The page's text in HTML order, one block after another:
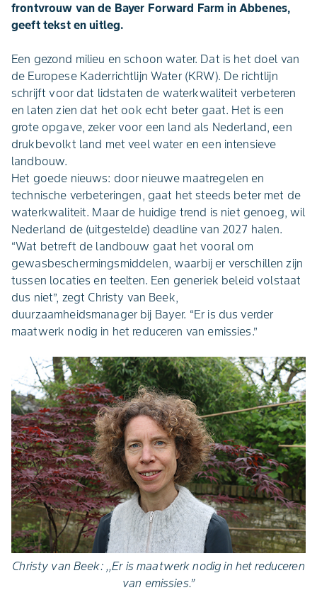
frontvrouw van de Bayer Forward Farm in Abbenes,
geeft tekst en uitleg.
Een gezond milieu en schoon water. Dat is het doel van
de Europese Kaderrichtlijn Water (KRW). De richtlijn
schrijft voor dat lidstaten de waterkwaliteit verbeteren
en laten zien dat het ook echt beter gaat. Het is een
grote opgave, zeker voor een land als Nederland, een
drukbevolkt land met veel water en een intensieve
landbouw.
Het goede nieuws: door nieuwe maatregelen en
technische verbeteringen, gaat het steeds beter met de
waterkwaliteit. Maar de huidige trend is niet genoeg, wil
Nederland de (uitgestelde) deadline van 2027 halen.
“Wat betreft de landbouw gaat het vooral om
gewasbeschermingsmiddelen, waarbij er verschillen zijn
tussen locaties en teelten. Een generiek beleid volstaat
dus niet”, zegt Christy van Beek,
duurzaamheidsmanager bij Bayer. “Er is dus verder
maatwerk nodig in het reduceren van emissies.”
Christy van Beek: ,,Er is maatwerk nodig in het reduceren
van emissies.”